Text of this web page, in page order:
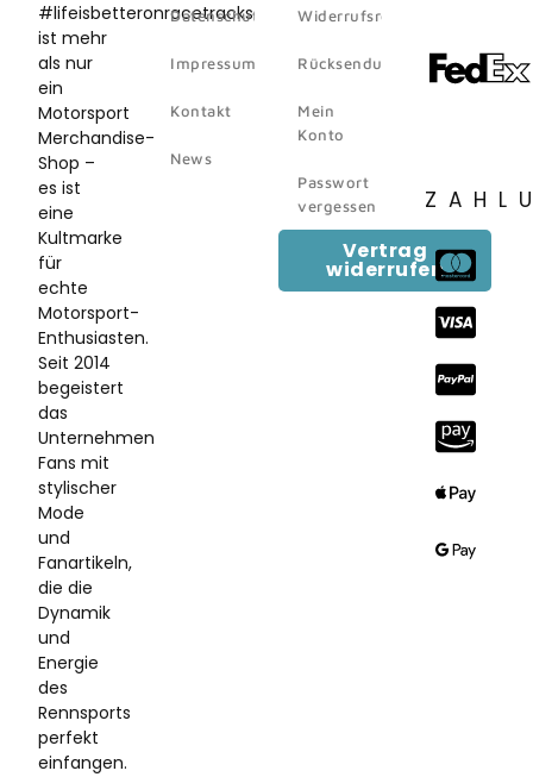
#lifeisbetteronracetracks
ist mehr
als nur
ein
Motorsport
Merchandise-
Shop –
es ist
eine
Kultmarke
für
echte
Motorsport-
Enthusiasten.
Seit 2014
begeistert
das
Unternehmen
Fans mit
stylischer
Mode
und
Fanartikeln,
die die
Dynamik
und
Energie
des
Rennsports
perfekt
einfangen.
Datenschutz
Impressum
Kontakt
News
Widerrufsrecht
Rücksendungen
Mein
Konto
Passwort
vergessen
Vertrag
widerrufen